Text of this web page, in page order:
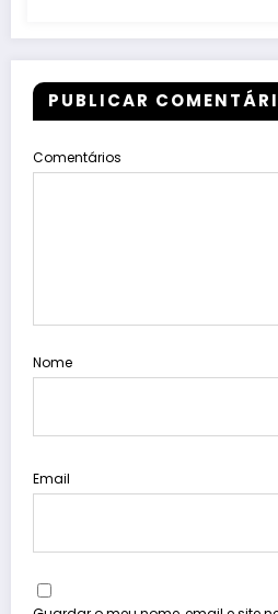
PUBLICAR
Comentários
Nome
Email